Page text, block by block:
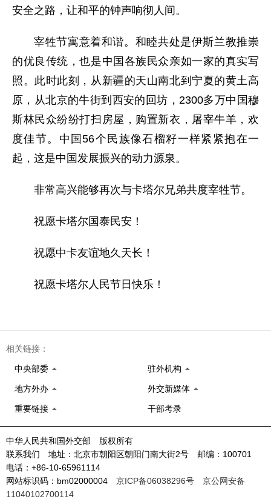
安全之路，让和平的钟声响彻人间。
宰牲节寓意着和谐。和睦共处是伊斯兰教推崇
的优良传统，也是中国各族民众亲如一家的真实写
照。此时此刻，从新疆的天山南北到宁夏的黄土高
原，从北京的牛街到西安的回坊，2300多万中国穆
斯林民众纷纷打扫房屋，购置新衣，屠宰牛羊，欢
度佳节。中国56个民族像石榴籽一样紧紧抱在一
起，这是中国发展振兴的动力源泉。
非常高兴能够再次与卡塔尔兄弟共度宰牲节。
祝愿卡塔尔国泰民安！
祝愿中卡友谊地久天长！
祝愿卡塔尔人民节日快乐！
相关链接：
中央部委 驻外机构
地方外办 外交新媒体
重要链接 干部考录
中华人民共和国外交部 版权所有
联系我们 地址：北京市朝阳区朝阳门南大街2号 邮编：100701
电话：+86-10-65961114
网站标识码：bm02000004 京ICP备06038296号
京公网安备
11040102700114